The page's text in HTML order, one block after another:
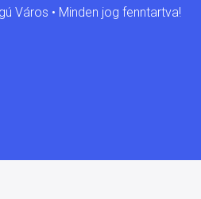
Város • Minden jog fenntartva!